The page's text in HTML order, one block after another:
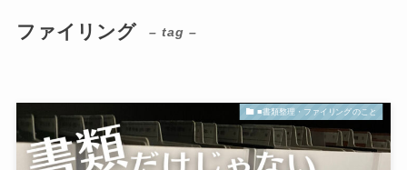
ファイリング – tag –
■書類整理・ファイリングのこと